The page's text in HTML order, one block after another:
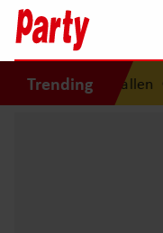
Trending
na 14 kilo afvallen